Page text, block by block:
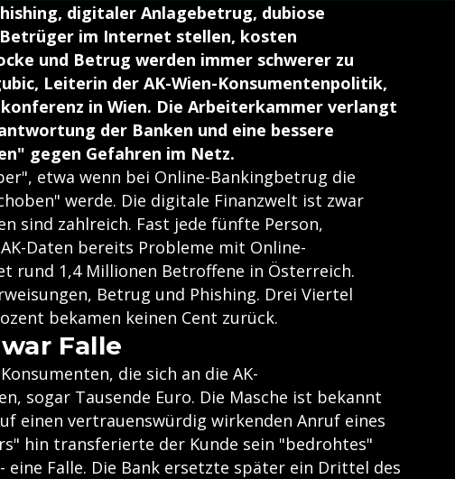
digitaler Anlagebetrug, dubiose
im Internet stellen, kosten
und Betrug werden immer schwerer zu
Leiterin der AK-Wien-Konsumentenpolitik,
in Wien. Die Arbeiterkammer verlangt
der Banken und eine bessere
gegen Gefahren im Netz.
etwa wenn bei Online-Bankingbetrug die
werde. Die digitale Finanzwelt ist zwar
sind zahlreich. Fast jede fünfte Person,
Daten bereits Probleme mit Online-
rund 1,4 Millionen Betroffene in Österreich.
Betrug und Phishing. Drei Viertel
bekamen keinen Cent zurück.
Falle
die sich an die AK-
sogar Tausende Euro. Die Masche ist bekannt
einen vertrauenswürdig wirkenden Anruf eines
hin transferierte der Kunde sein "bedrohtes"
eine Falle. Die Bank ersetzte später ein Drittel des